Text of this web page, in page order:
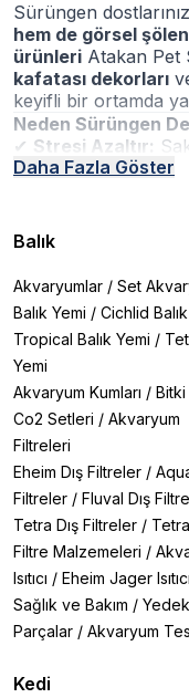
Sürüngen
hem de görsel şölen
ürünleri Atakan Pet
kafatası dekorları
keyifli bir ortamda
Neden Sürüngen
✔ Stresi Azaltır:
hissettirir
✔ Estetik Görünüm:
✔ Fonksiyonel
sistemleriyle pratik
Atakan Pet Shop’ta
1. Mağara &
🔹 Exo Terra Big
görünümlü mağara
🔹 Exo Terra
şeklinde doğal sığınak
🔹 Exo Terra
tema sevenler için
2. Şelaleler & Su
🔹 Exo Terra
ile nem desteği
🔹 Exo Terra Çakıl
görünümlü su
3. Fantastik &
🔹 Exo Terra
Daha Fazla Göster
Balık
Akvaryumlar / Set
Balık Yemi / Cichlid
Tropical Balık Yemi /
Yemi
Akvaryum Kumları / Bitki
Co2 Setleri / Akvaryum
Filtreleri
Eheim Dış Filtreler /
Filtreler / Fluval Dış
Tetra Dış Filtreler / Tetra
Filtre Malzemeleri /
Isıtıcı / Eheim Jager Isıtıcı
Sağlık ve Bakım / Yedek
Parçalar / Akvaryum
Kedi